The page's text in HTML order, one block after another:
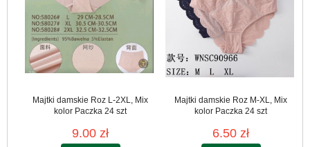
Majtki damskie Roz L-2XL, Mix
kolor Paczka 24 szt
9.00 zł
Majtki damskie Roz M-XL, Mix
kolor Paczka 24 szt
6.50 zł